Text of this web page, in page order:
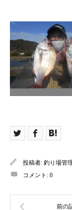
投稿者: 釣り場管
コメント: 0